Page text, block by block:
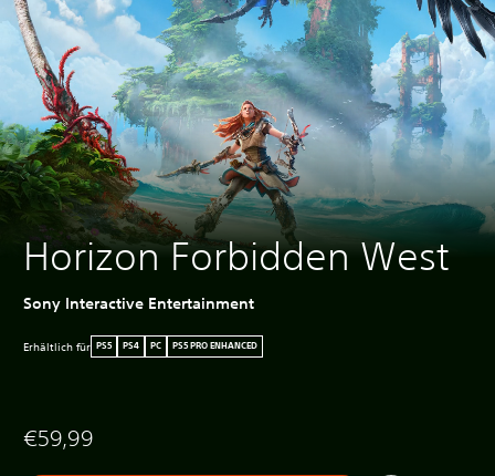
Horizon Forbidden West
Sony Interactive Entertainment
Erhältlich für PS5 PS4 PC PS5 PRO ENHANCED
€59,99